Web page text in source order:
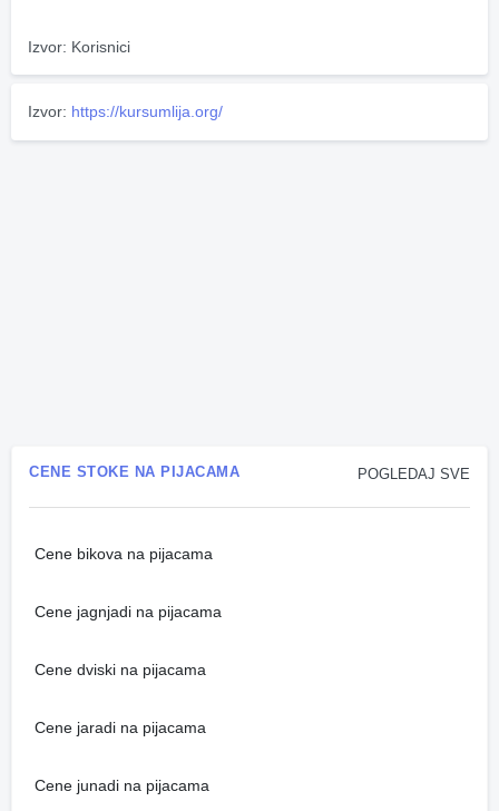
Izvor: Korisnici
Izvor: https://kursumlija.org/
POGLEDAJ SVE
CENE STOKE NA PIJACAMA
Cene bikova na pijacama
Cene jagnjadi na pijacama
Cene dviski na pijacama
Cene jaradi na pijacama
Cene junadi na pijacama